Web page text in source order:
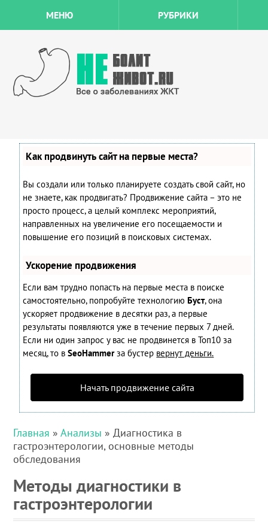
МЕНЮ РУБРИКИ
Как продвинуть сайт на первые места?
Вы создали или только планируете создать свой сайт, но
не знаете, как продвигать? Продвижение сайта – это не
просто процесс, а целый комплекс мероприятий,
направленных на увеличение его посещаемости и
повышение его позиций в поисковых системах.
Ускорение продвижения
Если вам трудно попасть на первые места в поиске
самостоятельно, попробуйте технологиюБуст, она
ускоряет продвижение в десятки раз, а первые
результаты появляются уже в течение первых 7 дней.
Если ни один запрос у вас не продвинется в Топ10 за
месяц, то вSeoHammerза бустер вернут деньги.
Начать продвижение сайта
Главная »Анализы » Диагностика в
гастроэнтерологии, основные методы
обследования
Методы диагностики в
гастроэнтерологии